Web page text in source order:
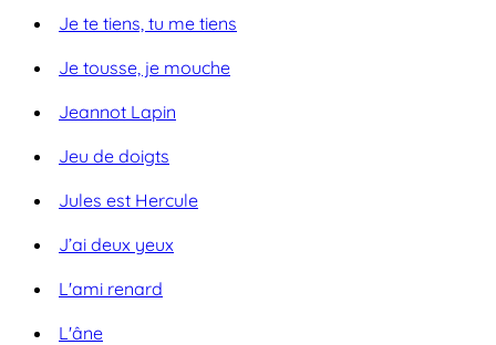
Je te tiens, tu me tiens
Je tousse, je mouche
Jeannot Lapin
Jeu de doigts
Jules est Hercule
J’ai deux yeux
L'ami renard
L'âne